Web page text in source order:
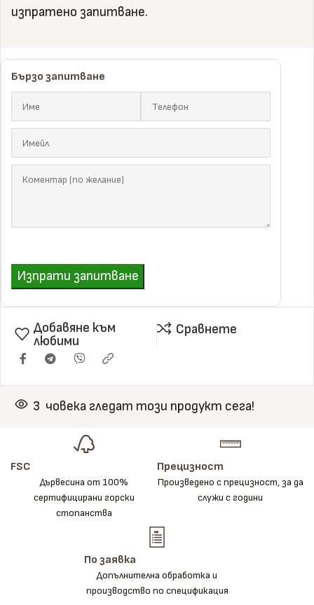
изпратено запитване.
Бързо запитване
Изпрати запитване
Добавяне към
любими
Сравнете
3 човека гледат този продукт сега!
FSC
Дървесина от 100%
сертифицирани горски
стопанства
Прецизност
Произведено с прецизност, за да
служи с години
По заявка
Допълнителна обработка и
производство по спецификация